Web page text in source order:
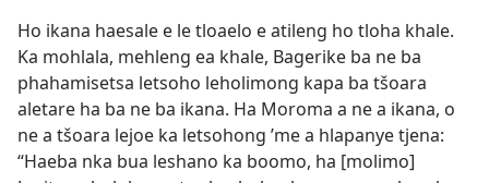
ea Rona—2017
Tsa Hae Hae Tse Hlapanyelitsoeng
Ho ikana haesale e le tloaelo e atileng ho tloha khale.
Ka mohlala, mehleng ea khale, Bagerike ba ne ba
phahamisetsa letsoho leholimong kapa ba tšoara
aletare ha ba ne ba ikana. Ha Moroma a ne a ikana, o
ne a tšoara lejoe ka letsohong ’me a hlapanye tjena:
“Haeba nka bua leshano ka boomo, ha [molimo]